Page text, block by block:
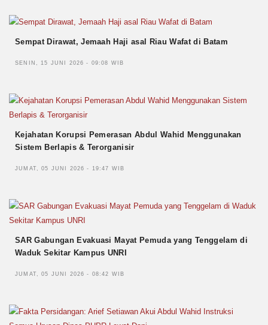
Sempat Dirawat, Jemaah Haji asal Riau Wafat di Batam
SENIN, 15 JUNI 2026 - 09:08 WIB
Kejahatan Korupsi Pemerasan Abdul Wahid Menggunakan
Sistem Berlapis & Terorganisir
JUMAT, 05 JUNI 2026 - 19:47 WIB
SAR Gabungan Evakuasi Mayat Pemuda yang Tenggelam di
Waduk Sekitar Kampus UNRI
JUMAT, 05 JUNI 2026 - 08:42 WIB